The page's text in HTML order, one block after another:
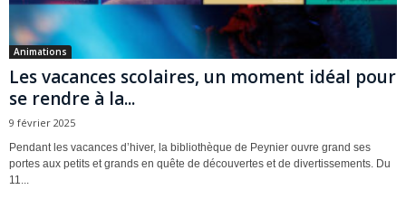
Animations
Les vacances scolaires, un moment idéal pour
se rendre à la...
9 février 2025
Pendant les vacances d’hiver, la bibliothèque de Peynier ouvre grand ses
portes aux petits et grands en quête de découvertes et de divertissements. Du
11...